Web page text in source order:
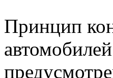
Принцип